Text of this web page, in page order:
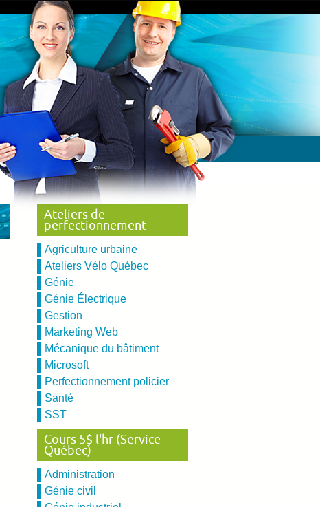
Ateliers de
perfectionnement
Agriculture urbaine
Ateliers Vélo Québec
Génie
Génie Électrique
Gestion
Marketing Web
Mécanique du bâtiment
Microsoft
Perfectionnement policier
Santé
SST
Cours 5$ l'hr (Service
Québec)
Administration
Génie civil